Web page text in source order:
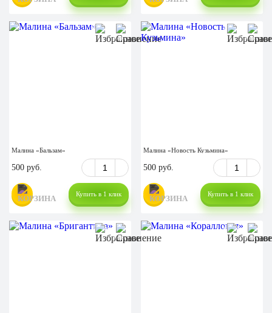
Малина «Бальзам»
500 руб.
Купить в 1 клик
Малина «Новость Кузьмина»
500 руб.
Купить в 1 клик